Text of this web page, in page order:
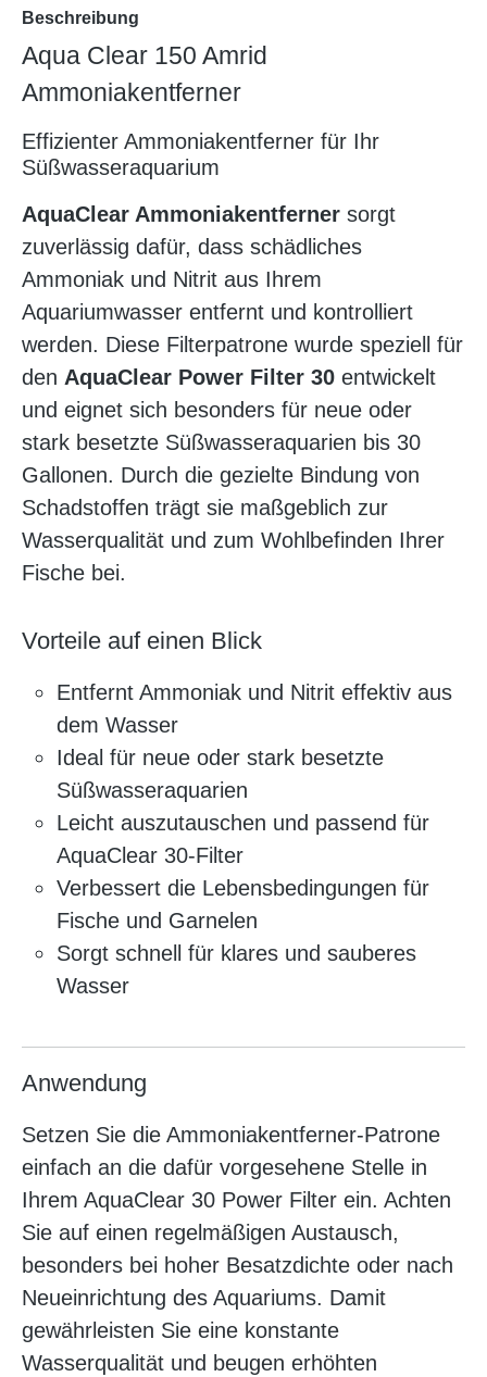
Beschreibung
Aqua Clear 150 Amrid
Ammoniakentferner
Effizienter Ammoniakentferner für Ihr
Süßwasseraquarium
AquaClear Ammoniakentferner sorgt
zuverlässig dafür, dass schädliches
Ammoniak und Nitrit aus Ihrem
Aquariumwasser entfernt und kontrolliert
werden. Diese Filterpatrone wurde speziell für
den AquaClear Power Filter 30 entwickelt
und eignet sich besonders für neue oder
stark besetzte Süßwasseraquarien bis 30
Gallonen. Durch die gezielte Bindung von
Schadstoffen trägt sie maßgeblich zur
Wasserqualität und zum Wohlbefinden Ihrer
Fische bei.
Vorteile auf einen Blick
Entfernt Ammoniak und Nitrit effektiv aus
dem Wasser
Ideal für neue oder stark besetzte
Süßwasseraquarien
Leicht auszutauschen und passend für
AquaClear 30-Filter
Verbessert die Lebensbedingungen für
Fische und Garnelen
Sorgt schnell für klares und sauberes
Wasser
Anwendung
Setzen Sie die Ammoniakentferner-Patrone
einfach an die dafür vorgesehene Stelle in
Ihrem AquaClear 30 Power Filter ein. Achten
Sie auf einen regelmäßigen Austausch,
besonders bei hoher Besatzdichte oder nach
Neueinrichtung des Aquariums. Damit
gewährleisten Sie eine konstante
Wasserqualität und beugen erhöhten